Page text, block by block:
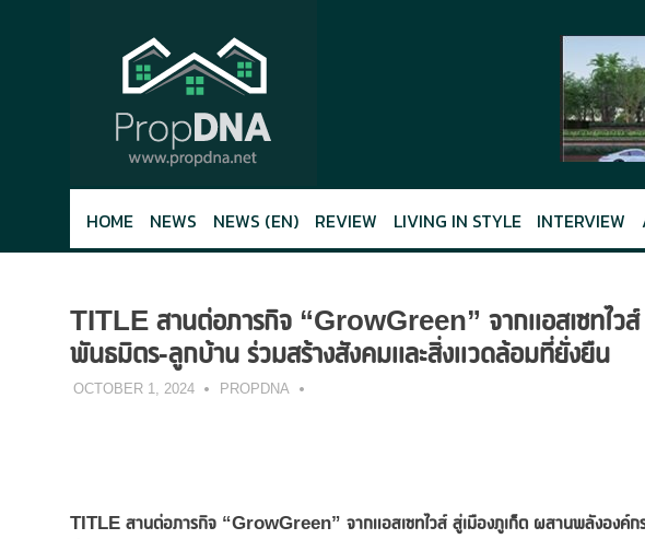
HOME NEWS NEWS (EN) REVIEW LIVING IN STYLE INTERVIEW
TITLE สานต่อภารกิจ “GrowGreen” จากแอสเซทไวส์
พันธมิตร-ลูกบ้าน ร่วมสร้างสังคมและสิ่งแวดล้อมที่ยั่งยืน
OCTOBER 1, 2024 PROPDNA
TITLE สานต่อภารกิจ “GrowGreen” จากแอสเซทไวส์ สู่เมืองภูเก็ต ผสานพลังองค์ก